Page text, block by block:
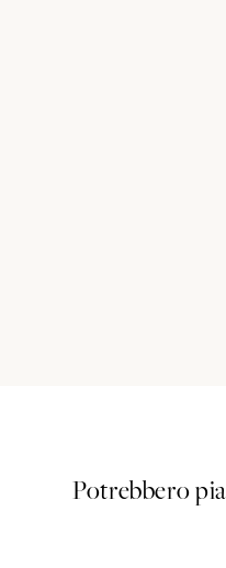
Potrebbero